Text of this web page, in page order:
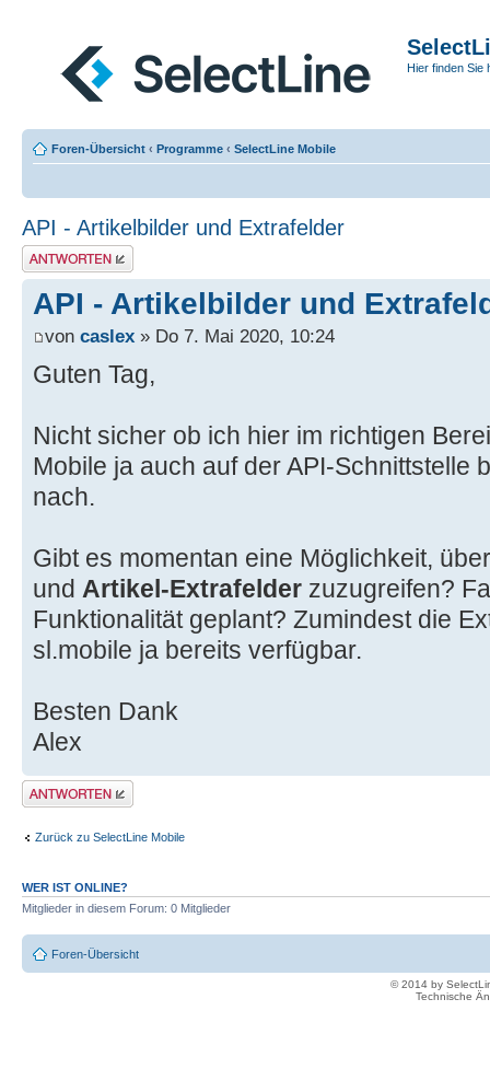
Hier finden Sie
Foren-Übersicht ‹ Programme ‹ SelectLine Mobile
API - Artikelbilder und Extrafelder
Antwort erstellen
API - Artikelbilder und
von caslex » Do 7. Mai 2020, 10:24
Guten Tag,
Nicht sicher ob ich hier im richtigen
Mobile ja auch auf der API-Schnittstelle
nach.
Gibt es momentan eine Möglichkeit,
und Artikel-Extrafelder zuzugreifen?
Funktionalität geplant? Zumindest die
sl.mobile ja bereits verfügbar.
Besten Dank
Alex
Antwort erstellen
Zurück zu SelectLine Mobile
WER IST ONLINE?
Mitglieder in diesem Forum: 0 Mitglieder
Foren-Übersicht
© 2014 by
Technische